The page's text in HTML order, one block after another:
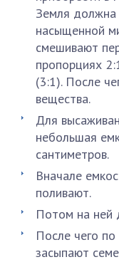
Земля должна
насыщенной
смешивают
пропорциях
(3:1). После
вещества.
Для
небольшая
сантиметров.
Вначале
поливают.
Потом на ней
После чего
засыпают